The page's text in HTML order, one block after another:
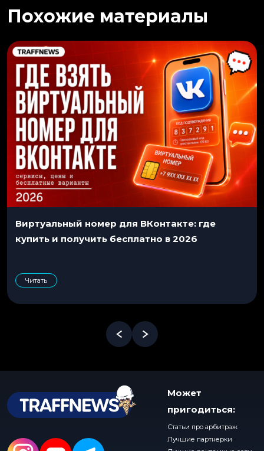
Похожие материалы
Виртуальный номер для ВКонтакте: где
купить и получить бесплатно в 2026
Читать
Может
пригодиться:
Статьи про арбитраж
Лучшие партнерки